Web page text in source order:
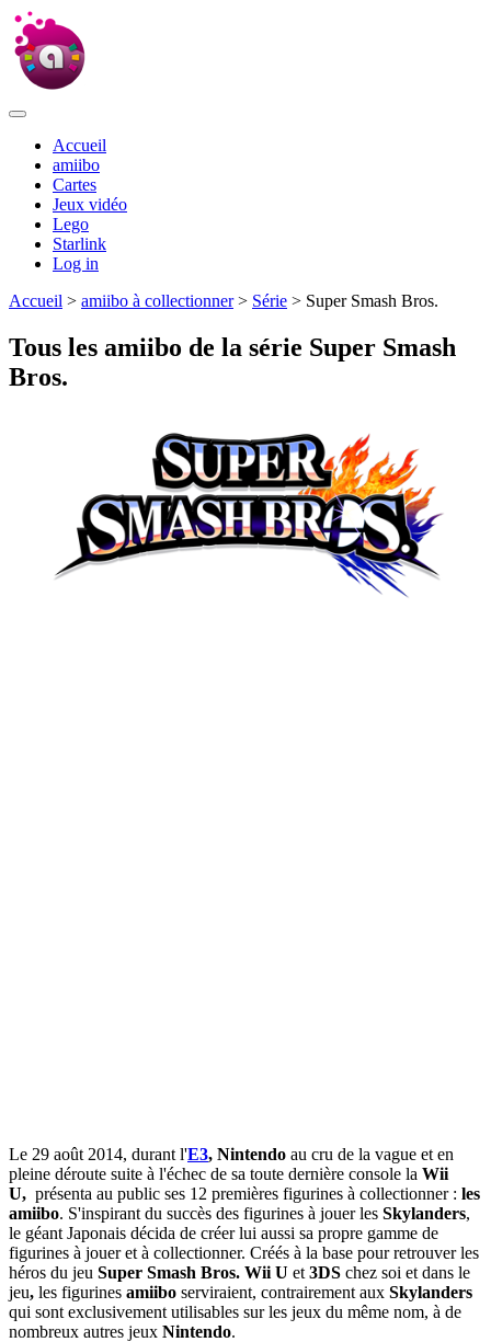
Accueil
amiibo
Cartes
Jeux vidéo
Lego
Starlink
Log in
Accueil > amiibo à collectionner> Série > Super Smash Bros.
Tous les amiibo de la série Super Smash
Bros.
Le 29 août 2014, durant l'E3, Nintendo au cru de la vague et en
pleine déroute suite à l'échec de sa toute dernière console la Wii
U, présenta au public ses 12 premières figurines à collectionner : les
amiibo. S'inspirant du succès des figurines à jouer les Skylanders,
le géant Japonais décida de créer lui aussi sa propre gamme de
figurines à jouer et à collectionner. Créés à la base pour retrouver les
héros du jeu Super Smash Bros. Wii U et 3DS chez soi et dans le
jeu, les figurines amiibo serviraient, contrairement aux Skylanders
qui sont exclusivement utilisables sur les jeux du même nom, à de
nombreux autres jeux Nintendo.